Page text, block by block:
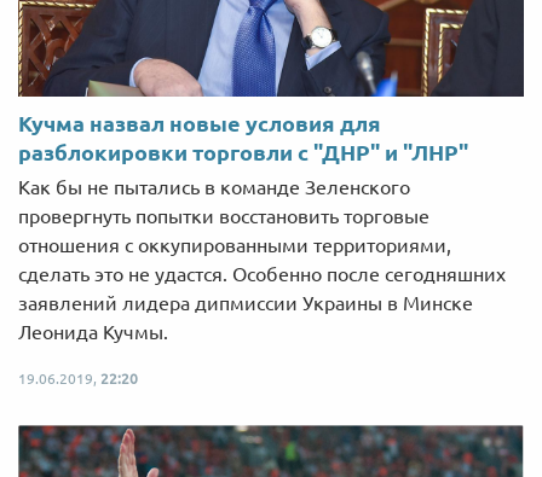
Кучма назвал новые условия для
разблокировки торговли с "ДНР" и "ЛНР"
Как бы не пытались в команде Зеленского
провергнуть попытки восстановить торговые
отношения с оккупированными территориями,
сделать это не удастся. Особенно после сегодняшних
заявлений лидера дипмиссии Украины в Минске
Леонида Кучмы.
19.06.2019, 22:20